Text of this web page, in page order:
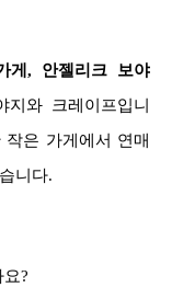
게, 안젤리크 보야
와 크레이프입니
은 가게에서 연매
니다.
?